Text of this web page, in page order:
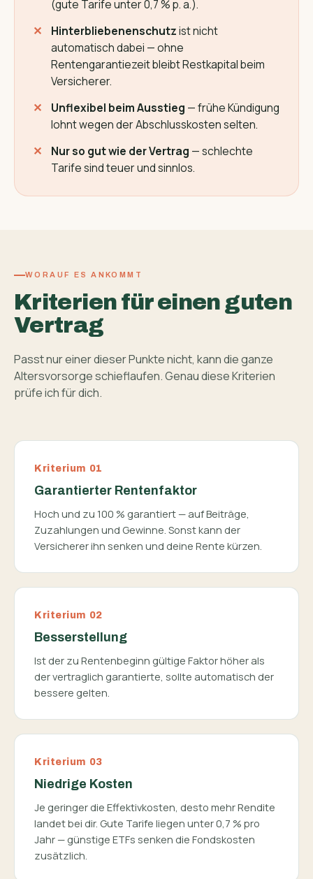
(gute Tarife unter 0,7 % p. a.).
Hinterbliebenenschutzist nicht
automatisch dabei — ohne
Rentengarantiezeit bleibt Restkapital beim
Versicherer.
Unflexibel beim Ausstieg — frühe Kündigung
lohnt wegen der Abschlusskosten selten.
Nur so gut wie der Vertrag — schlechte
Tarife sind teuer und sinnlos.
WORAUF ES ANKOMMT
Kriterien für einen guten
Vertrag
Passt nur einer dieser Punkte nicht, kann die ganze
Altersvorsorge schieflaufen. Genau diese Kriterien
prüfe ich für dich.
Kriterium 01
Garantierter Rentenfaktor
Hoch und zu 100 % garantiert — auf Beiträge,
Zuzahlungen und Gewinne. Sonst kann der
Versicherer ihn senken und deine Rente kürzen.
Kriterium 02
Besserstellung
Ist der zu Rentenbeginn gültige Faktor höher als
der vertraglich garantierte, sollte automatisch der
bessere gelten.
Kriterium 03
Niedrige Kosten
Je geringer die Effektivkosten, desto mehr Rendite
landet bei dir. Gute Tarife liegen unter 0,7 % pro
Jahr — günstige ETFs senken die Fondskosten
zusätzlich.